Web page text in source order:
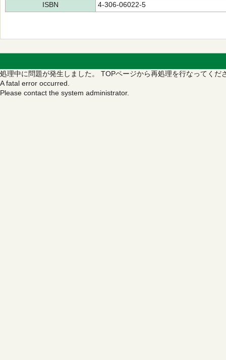
ISBN
4-306-06022-5
処理中に問題が発生しました。 TOPページから再処理を行なってくだ
A fatal error occurred.
Please contact the system administrator.